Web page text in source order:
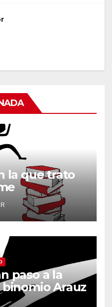
la que trato
paso a la
Arauz